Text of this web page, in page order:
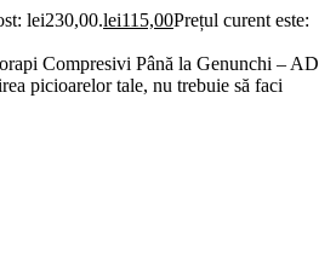
lei230,00.lei115,00Prețul curent este:
Compresivi Până la Genunchi – AD
picioarelor tale, nu trebuie să faci